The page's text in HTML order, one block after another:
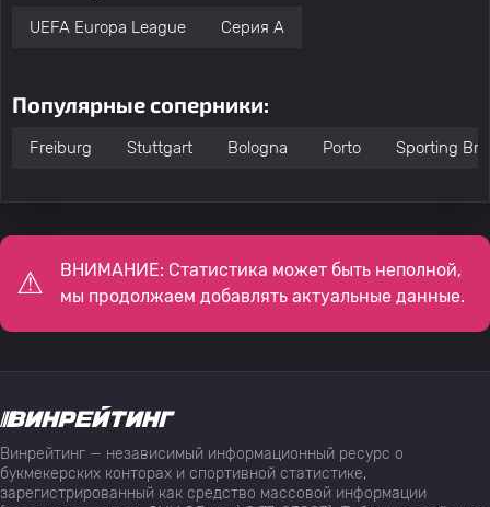
UEFA Europa League Серия А
Популярные соперники:
Freiburg Stuttgart Bologna Porto Sporting
ВНИМАНИЕ: Статистика может быть неполной,
мы продолжаем добавлять актуальные данные.
Винрейтинг — независимый информационный ресурс о
букмекерских конторах и спортивной статистике,
зарегистрированный как средство массовой информации